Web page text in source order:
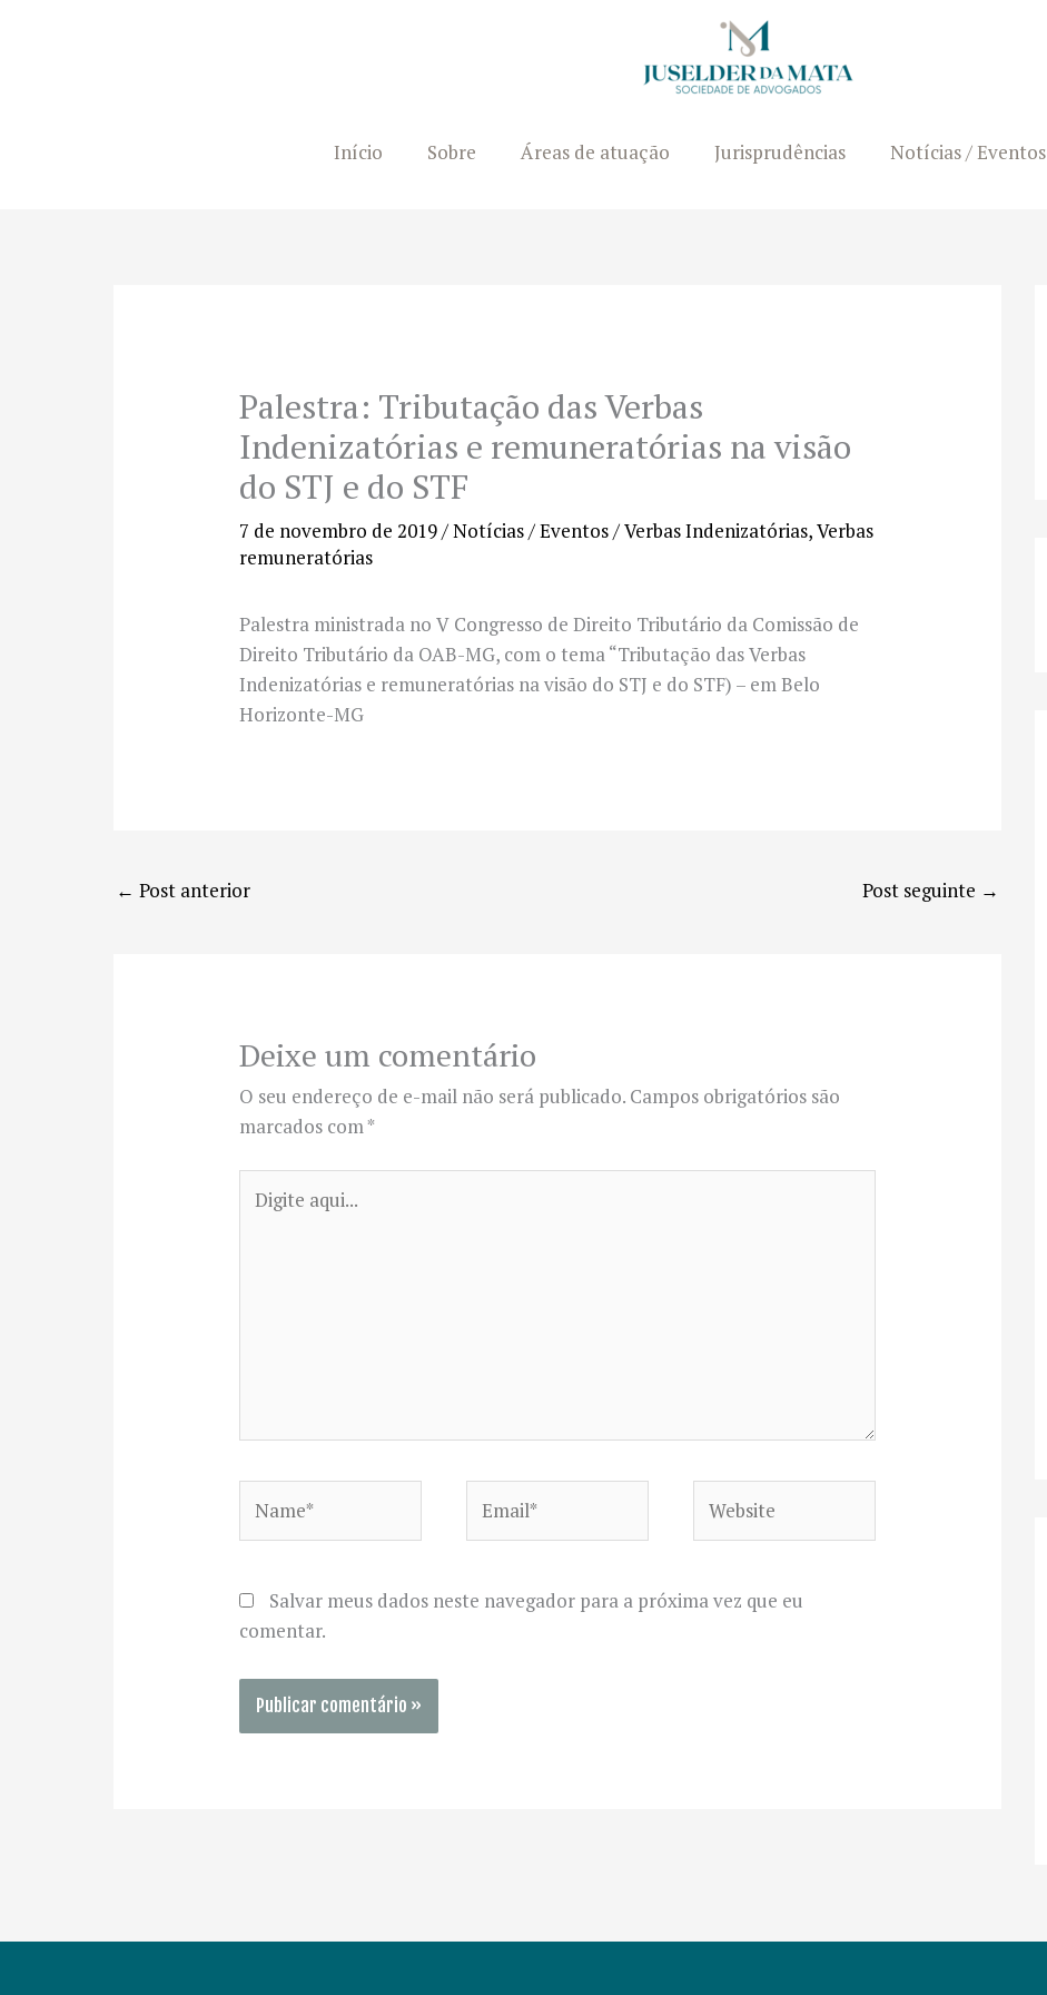
Início
Sobre Áreas de atuação Jurisprudências Notícias / Eventos
Palestra: Tributação das Verbas
Indenizatórias e remuneratórias na visão
do STJ e do STF
7 de novembro de 2019/Notícias / Eventos/Verbas Indenizatórias,Verbas
remuneratórias
Palestra ministrada no V Congresso de Direito Tributário da Comissão de
Direito Tributário da OAB-MG, com o tema “Tributação das Verbas
Indenizatórias e remuneratórias na visão do STJ e do STF) – em Belo
Horizonte-MG
← Post anterior Post seguinte →
Deixe um comentário
O seu endereço de e-mail não será publicado. Campos obrigatórios são
marcados com*
aqui...
Salvar meus dados neste navegador para a próxima vez que eu
comentar.